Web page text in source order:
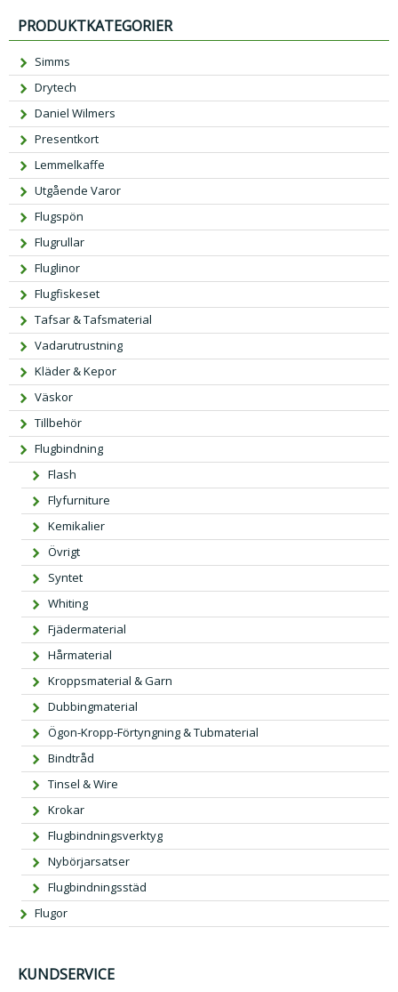
PRODUKTKATEGORIER
Simms
Drytech
Daniel Wilmers
Presentkort
Lemmelkaffe
Utgående Varor
Flugspön
Flugrullar
Fluglinor
Flugfiskeset
Tafsar & Tafsmaterial
Vadarutrustning
Kläder & Kepor
Väskor
Tillbehör
Flugbindning
Flash
Flyfurniture
Kemikalier
Övrigt
Syntet
Whiting
Fjädermaterial
Hårmaterial
Kroppsmaterial & Garn
Dubbingmaterial
Ögon-Kropp-Förtyngning & Tubmaterial
Bindtråd
Tinsel & Wire
Krokar
Flugbindningsverktyg
Nybörjarsatser
Flugbindningsstäd
Flugor
KUNDSERVICE